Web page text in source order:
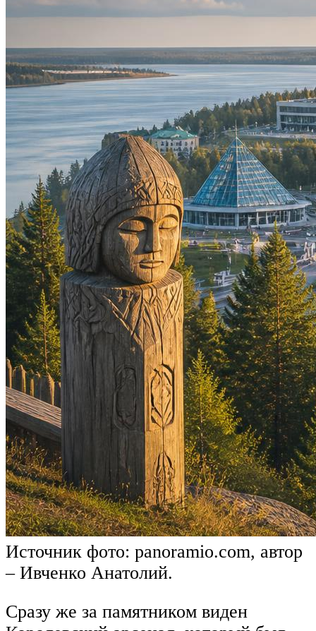
Источник фото: panoramio.com, автор
– Ивченко Анатолий.
Сразу же за памятником виден